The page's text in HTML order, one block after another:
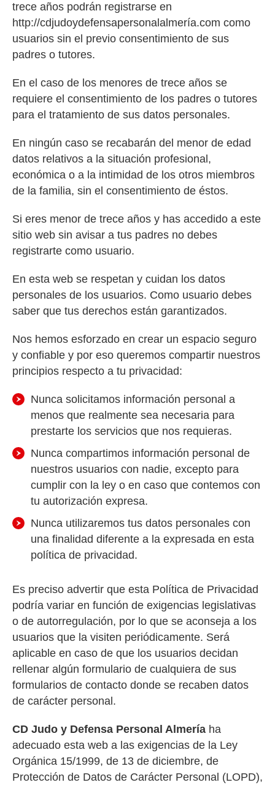
trece años podrán registrarse en
http://cdjudoydefensapersonalalmería.com como
usuarios sin el previo consentimiento de sus
padres o tutores.
En el caso de los menores de trece años se
requiere el consentimiento de los padres o tutores
para el tratamiento de sus datos personales.
En ningún caso se recabarán del menor de edad
datos relativos a la situación profesional,
económica o a la intimidad de los otros miembros
de la familia, sin el consentimiento de éstos.
Si eres menor de trece años y has accedido a este
sitio web sin avisar a tus padres no debes
registrarte como usuario.
En esta web se respetan y cuidan los datos
personales de los usuarios. Como usuario debes
saber que tus derechos están garantizados.
Nos hemos esforzado en crear un espacio seguro
y confiable y por eso queremos compartir nuestros
principios respecto a tu privacidad:
Nunca solicitamos información personal a
menos que realmente sea necesaria para
prestarte los servicios que nos requieras.
Nunca compartimos información personal de
nuestros usuarios con nadie, excepto para
cumplir con la ley o en caso que contemos con
tu autorización expresa.
Nunca utilizaremos tus datos personales con
una finalidad diferente a la expresada en esta
política de privacidad.
Es preciso advertir que esta Política de Privacidad
podría variar en función de exigencias legislativas
o de autorregulación, por lo que se aconseja a los
usuarios que la visiten periódicamente. Será
aplicable en caso de que los usuarios decidan
rellenar algún formulario de cualquiera de sus
formularios de contacto donde se recaben datos
de carácter personal.
CD Judo y Defensa Personal Almería ha
adecuado esta web a las exigencias de la Ley
Orgánica 15/1999, de 13 de diciembre, de
Protección de Datos de Carácter Personal (LOPD),